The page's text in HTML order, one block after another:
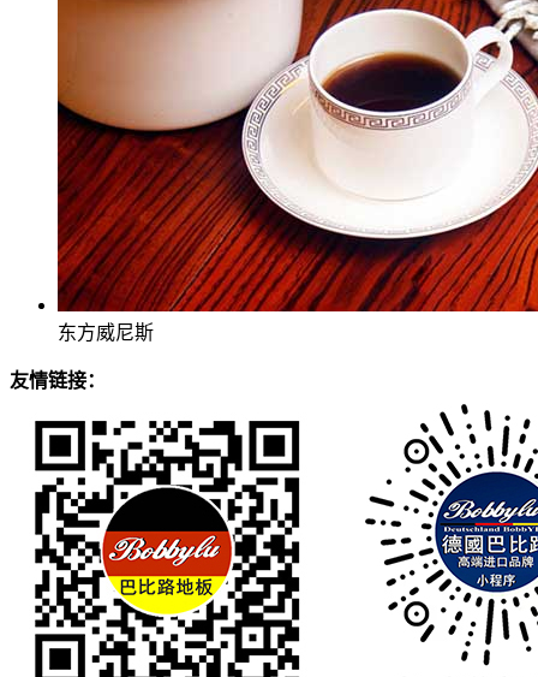
东方威尼斯
友情链接：